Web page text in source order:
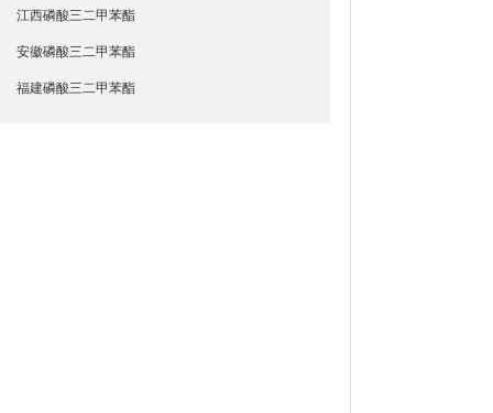
江西磷酸三二甲苯酯
安徽磷酸三二甲苯酯
福建磷酸三二甲苯酯